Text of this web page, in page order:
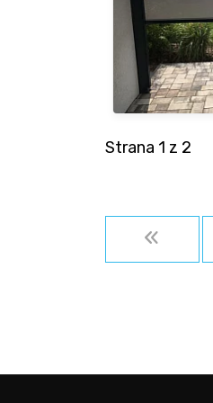
Strana 1 z 2